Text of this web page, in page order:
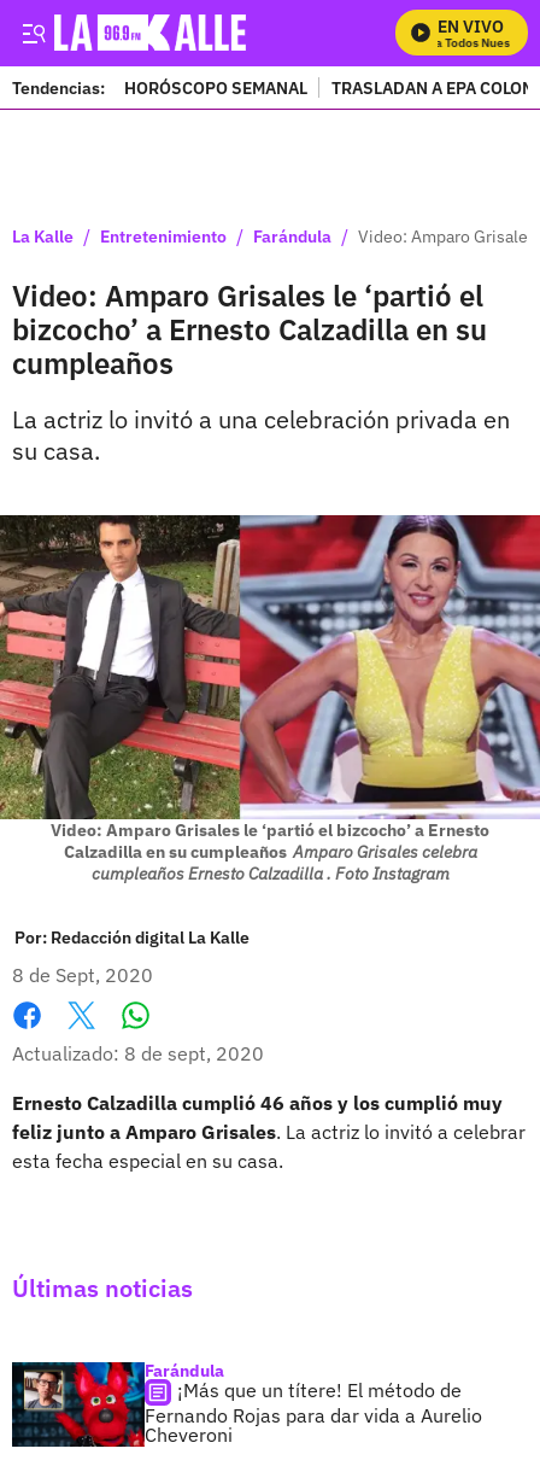
EN VIVO
Mira Todos Nuestros
Tendencias: HORÓSCOPO SEMANAL TRASLADAN A EPA
La Kalle / Entretenimiento / Farándula / Video: Amparo
Video: Amparo Grisales le ‘partió el
bizcocho’ a Ernesto Calzadilla en su
cumpleaños
La actriz lo invitó a una celebración privada en
su casa.
Video: Amparo Grisales le ‘partió el bizcocho’ a Ernesto
Calzadilla en su cumpleaños Amparo Grisales celebra
cumpleaños Ernesto Calzadilla . Foto Instagram
Por: Redacción digital La Kalle
8 de Sept, 2020
Facebook
X
Actualizado: 8 de sept, 2020
Ernesto Calzadilla cumplió 46 años y los cumplió muy
feliz junto a Amparo Grisales. La actriz lo invitó a celebrar
esta fecha especial en su casa.
Últimas noticias
Farándula
¡Más que un títere! El método de
Fernando Rojas para dar vida a Aurelio
Cheveroni